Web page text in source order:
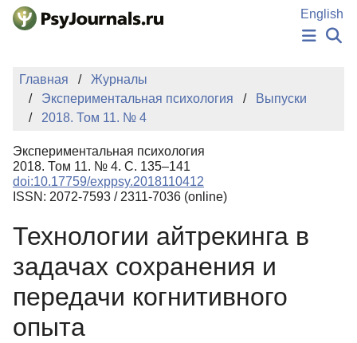
Перейти к основному содержанию
English
НОВОСТИ
КЛЮЧЕВЫЕ СЛОВА
Регистрация
Главная
Журналы
Экспериментальная психология
Выпуски
2018. Том 11. № 4
Экспериментальная психология
2018. Том 11. № 4. С. 135–141
doi:10.17759/exppsy.2018110412
ISSN: 2072-7593 / 2311-7036 (online)
Технологии айтрекинга в
задачах сохранения и
передачи когнитивного
опыта